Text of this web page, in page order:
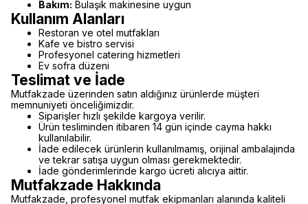
Bakım: Bulaşık makinesine uygun
Kullanım Alanları
Restoran ve otel mutfakları
Kafe ve bistro servisi
Profesyonel catering hizmetleri
Ev sofra düzeni
Teslimat ve İade
Mutfakzade üzerinden satın aldığınız ürünlerde müşteri
memnuniyeti önceliğimizdir.
Siparişler hızlı şekilde kargoya verilir.
Ürün tesliminden itibaren 14 gün içinde cayma hakkı
kullanılabilir.
İade edilecek ürünlerin kullanılmamış, orijinal ambalajında
ve tekrar satışa uygun olması gerekmektedir.
İade gönderimlerinde kargo ücreti alıcıya aittir.
Mutfakzade Hakkında
Mutfakzade, profesyonel mutfak ekipmanları alanında kaliteli